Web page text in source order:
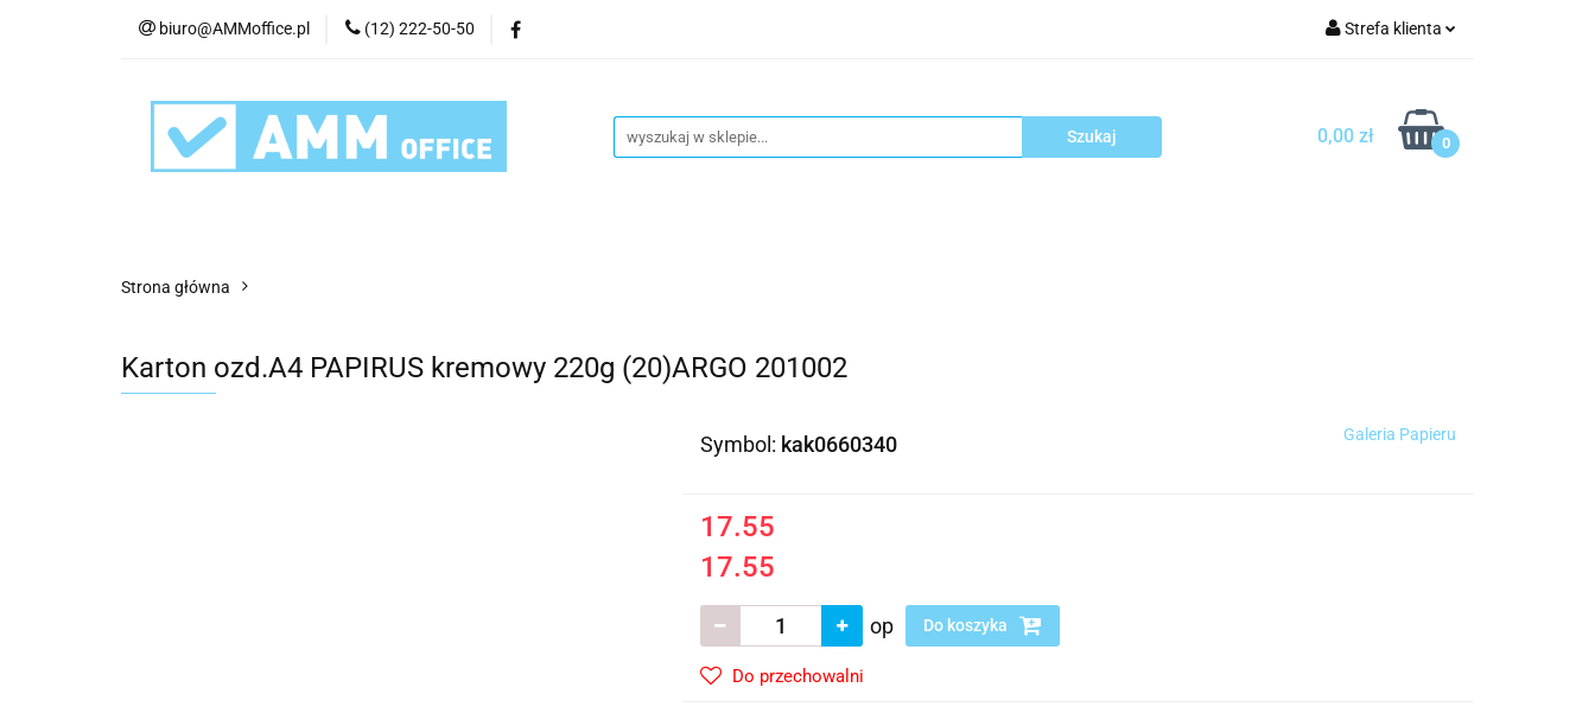
biuro@AMMoffice.pl (12) 222-50-50 Strefa klienta
Zarejestruj się
Dodaj zgłoszenie
0,00 zł 0
Kategorie Artykuły biurowe
Urządzenia i eksploatacja Blog Kontakt
Strona główna
Karton ozd.A4 PAPIRUS kremowy 220g (20)ARGO 201002
Symbol: kak0660340 Galeria Papieru
17.55
17.55
op Do koszyka
Do przechowalni